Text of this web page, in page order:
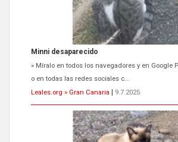
Minni desaparecido
» Míralo en todos los navegadores y en Google
o en todas las redes sociales c...
Leales.org » Gran Canaria
9.7.2025